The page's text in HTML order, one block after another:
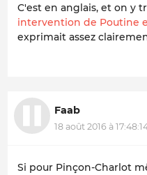
C'est en anglais, et on y
intervention de Poutine
exprimait assez
Faab
18 août 2016 à
Si pour Pinçon-Charlot